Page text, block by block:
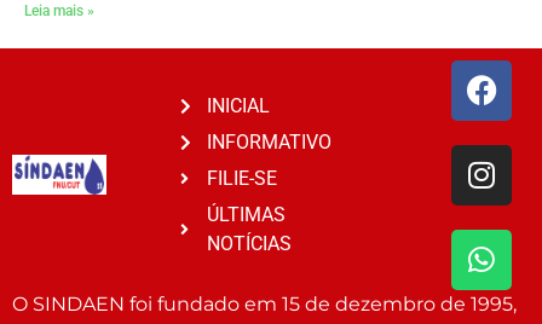
Leia mais »
INICIAL
INFORMATIVO
FILIE-SE
ÚLTIMAS
NOTÍCIAS
O SINDAEN foi fundado em 15 de dezembro de 1995,